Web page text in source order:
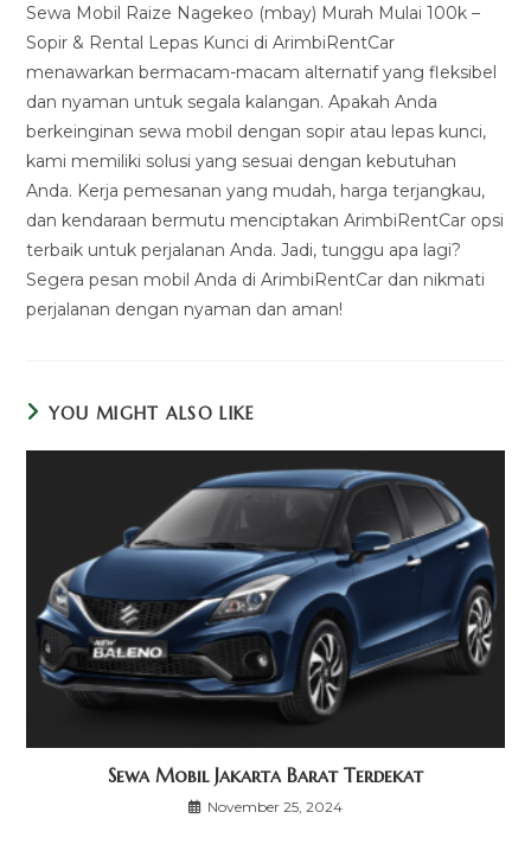
Sewa Mobil Raize Nagekeo (mbay) Murah Mulai 100k –
Sopir & Rental Lepas Kunci di ArimbiRentCar
menawarkan bermacam-macam alternatif yang fleksibel
dan nyaman untuk segala kalangan. Apakah Anda
berkeinginan sewa mobil dengan sopir atau lepas kunci,
kami memiliki solusi yang sesuai dengan kebutuhan
Anda. Kerja pemesanan yang mudah, harga terjangkau,
dan kendaraan bermutu menciptakan ArimbiRentCar opsi
terbaik untuk perjalanan Anda. Jadi, tunggu apa lagi?
Segera pesan mobil Anda di ArimbiRentCar dan nikmati
perjalanan dengan nyaman dan aman!
YOU MIGHT ALSO LIKE
Sewa Mobil Jakarta Barat Terdekat
November 25, 2024